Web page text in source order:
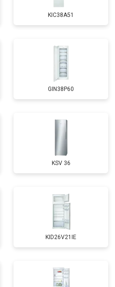
KIC38A51
GIN38P60
KSV 36
KID26V21IE